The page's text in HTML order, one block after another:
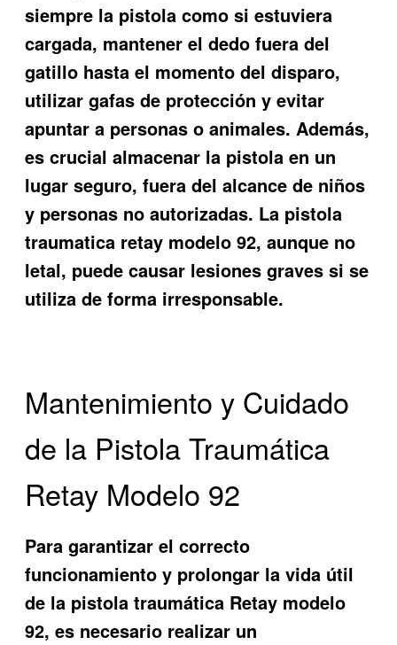
siempre la pistola como si estuviera
cargada, mantener el dedo fuera del
gatillo hasta el momento del disparo,
utilizar gafas de protección y evitar
apuntar a personas o animales. Además,
es crucial almacenar la pistola en un
lugar seguro, fuera del alcance de niños
y personas no autorizadas. La pistola
traumatica retay modelo 92, aunque no
letal, puede causar lesiones graves si se
utiliza de forma irresponsable.
Mantenimiento y Cuidado
de la Pistola Traumática
Retay Modelo 92
Para garantizar el correcto
funcionamiento y prolongar la vida útil
de la pistola traumática Retay modelo
92, es necesario realizar un